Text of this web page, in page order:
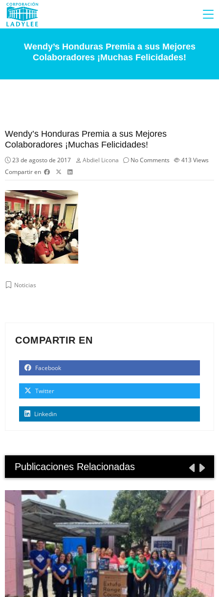
Wendy’s Honduras Premia a sus Mejores
Colaboradores ¡Muchas Felicidades!
Wendy’s Honduras Premia a sus Mejores
Colaboradores ¡Muchas Felicidades!
23 de agosto de 2017 Abdiel Licona No Comments 413 Views
Compartir en
Noticias
COMPARTIR EN
Facebook
Twitter
Linkedin
Publicaciones Relacionadas